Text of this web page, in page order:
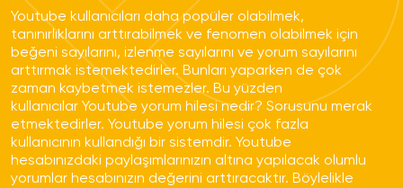
faturanızıda talep edebilirsiniz.
Aldığım hizmetlerde düşme
olur mu?
Türk Gerçek Takipçi Satın Al hizmetimizde %20
ila %30 arasında düşüş yaşanmaktadır. Onuda
Telafili paketlerimiz ile garanti sağlamaktayız.
Takipçiler Gerçek Kullanıcılar
mı?
Youtube kullanıcıları daha popüler olabilmek,
tanınırlıklarını arttırabilmek ve fenomen olabilmek için
beğeni sayılarını, izlenme sayılarını ve yorum sayılarını
arttırmak istemektedirler. Bunları yaparken de çok
zaman kaybetmek istemezler. Bu yüzden
kullanıcılar Youtube yorum hilesi nedir? Sorusunu merak
etmektedirler. Youtube yorum hilesi çok fazla
kullanıcının kullandığı bir sistemdir. Youtube
hesabınızdaki paylaşımlarınızın altına yapılacak olumlu
yorumlar hesabınızın değerini arttıracaktır. Böylelikle